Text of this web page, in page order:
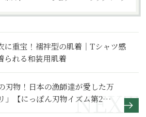
に重宝！襦袢型の肌着｜Tシャツ感
られる和装用肌着
刃物！日本の漁師達が愛した万
」【にっぽん刃物イズム第2